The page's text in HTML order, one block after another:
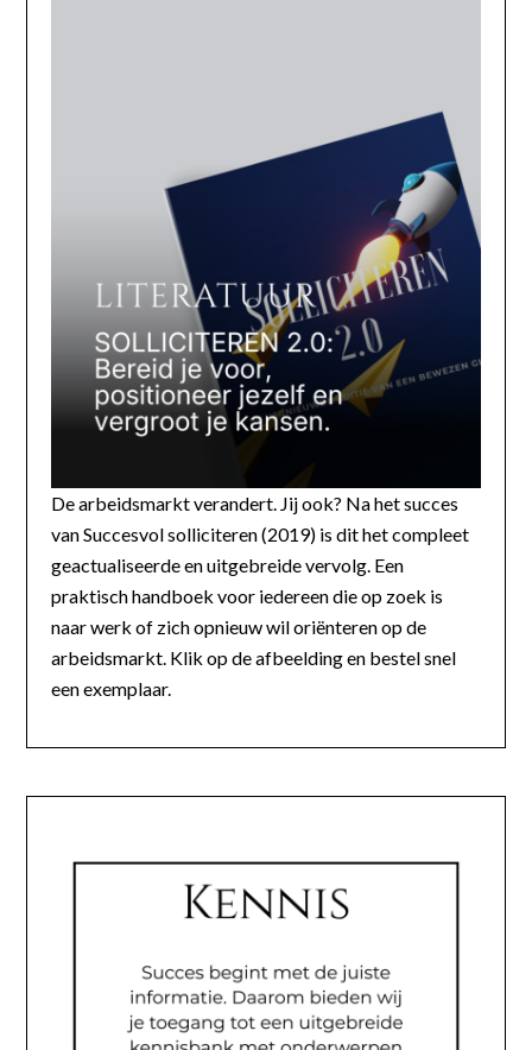
De arbeidsmarkt verandert. Jij ook? Na het succes
van Succesvol solliciteren (2019) is dit het compleet
geactualiseerde en uitgebreide vervolg. Een
praktisch handboek voor iedereen die op zoek is
naar werk of zich opnieuw wil oriënteren op de
arbeidsmarkt. Klik op de afbeelding en bestel snel
een exemplaar.